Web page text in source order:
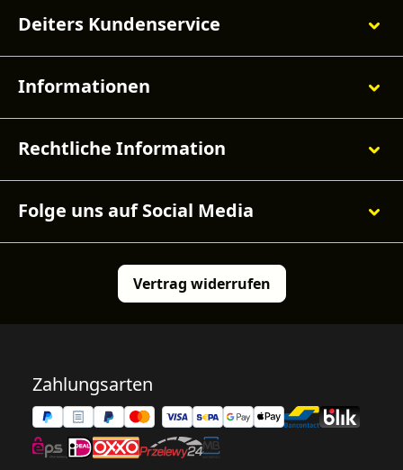
Deiters Kundenservice
Informationen
Rechtliche Information
Folge uns auf Social Media
Vertrag widerrufen
Zahlungsarten